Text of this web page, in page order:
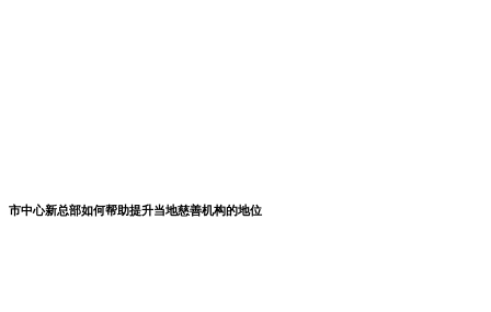
市中心新总部如何帮助提升当地慈善机构的地位